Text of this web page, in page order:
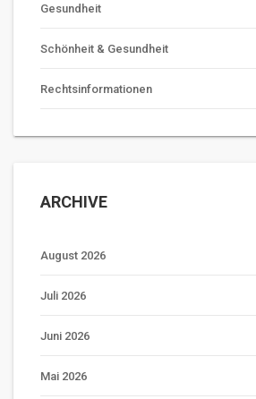
Gesundheit
Schönheit & Gesundheit
Rechtsinformationen
ARCHIVE
August 2026
Juli 2026
Juni 2026
Mai 2026